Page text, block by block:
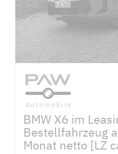
BMW X6 im
Bestellfahrzeug
Monat netto [LZ